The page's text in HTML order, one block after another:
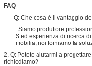
FAQ
Q: Che cosa è il vantaggio
: Siamo produttore
S ed esperienza di ricerca
mobilia, noi forniamo la
2. Q: Potete aiutarmi a
richiediamo?